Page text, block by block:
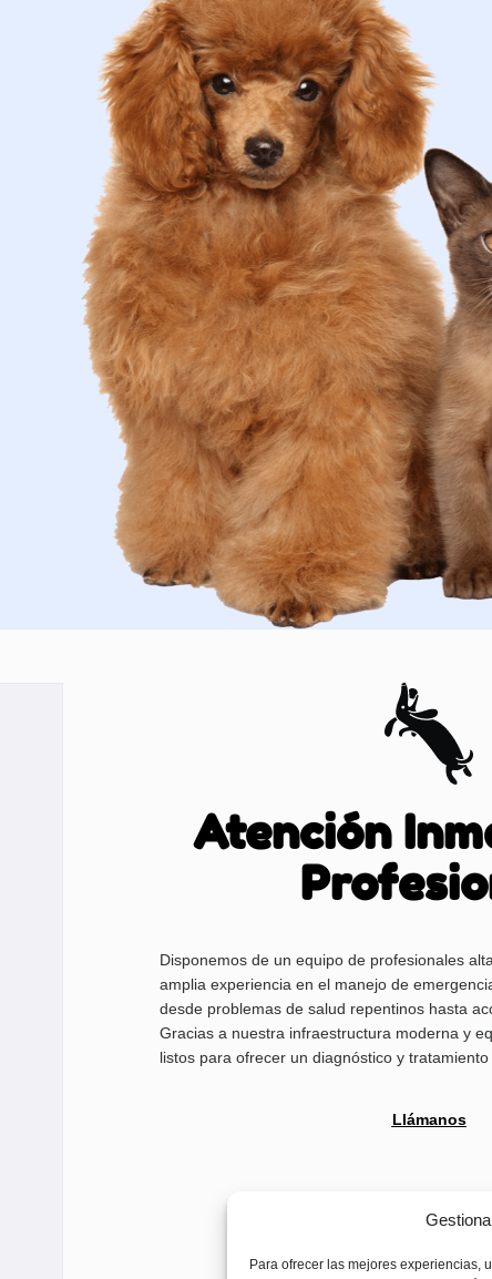
Para ofrecer las mejores experiencias,
Atención
Disponemos de un equipo de profesionales
amplia experiencia en el manejo de
desde problemas de salud repentinos hasta
Gracias a nuestra infraestructura moderna y
listos para ofrecer un diagnóstico y
Llámanos